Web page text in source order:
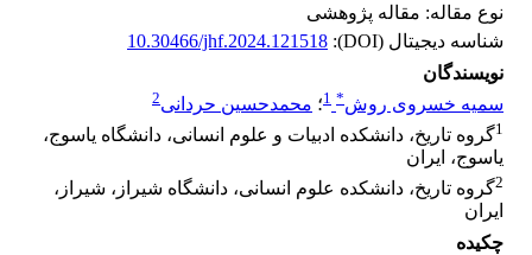
نوع مقاله: مقاله پژوهشی
شناسه دیجیتال (DOI):
10.30466/jhf.2024.121518
نویسندگان
سمیه خسروی روش*
1؛ محمدحسین حردانی2
1گروه تاریخ، دانشکده ادبیات و علوم انسانی، دانشگاه یاسوج،
یاسوج، ایران
2گروه تاریخ، دانشکده علوم انسانی، دانشگاه شیراز، شیراز،
ایران
چکیده